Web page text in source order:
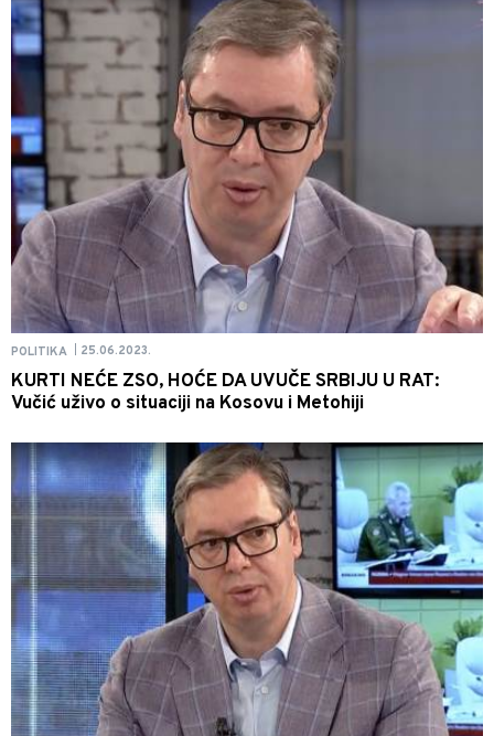
POLITIKA 25.06.2023.
KURTI NEĆE ZSO, HOĆE DA UVUČE SRBIJU U RAT:
Vučić uživo o situaciji na Kosovu i Metohiji